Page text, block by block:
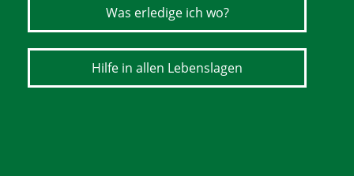
Was erledige ich wo?
Hilfe in allen Lebenslagen